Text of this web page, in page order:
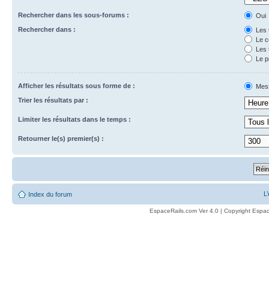
Rechercher dans les sous-forums :
Oui
Rechercher dans :
Les
Le
Les
Le
Afficher les résultats sous forme de :
Trier les résultats par :
Limiter les résultats dans le temps :
Retourner le(s) premier(s) :
Index du forum
EspaceRails.com Ver 4.0 | Copyright